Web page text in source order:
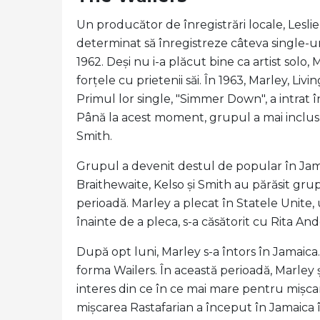
Un producător de înregistrări locale,
determinat să înregistreze câteva single-
1962. Deși nu i-a plăcut bine ca artist solo,
forțele cu prietenii săi. În 1963, Marley,
Primul lor single, "Simmer Down", a intrat
Până la acest moment, grupul a mai
Smith.
Grupul a devenit destul de popular în
Braithewaite, Kelso și Smith au părăsit
perioadă. Marley a plecat în Statele
înainte de a pleca, s-a căsătorit cu Rita
După opt luni, Marley s-a întors în
forma Wailers. În această perioadă,
interes din ce în ce mai mare pentru
mișcarea Rastafarian a început în